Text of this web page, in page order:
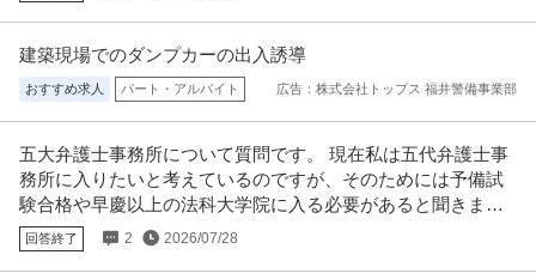
建築現場でのダンプカーの出入誘導
おすすめ求人 パート・アルバイト 広告：株式会社トップス 福井警備事業部
五大弁護士事務所について質問です。 現在私は五代弁護士事
務所に入りたいと考えているのですが、そのためには予備試
験合格や早慶以上の法科大学院に入る必要があると聞きま
す。
回答終了 2 2026/07/28